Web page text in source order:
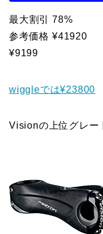
最大割引 78%
参考価格 ¥41920
¥9199
wiggleでは¥23800
Visionの上位グレー